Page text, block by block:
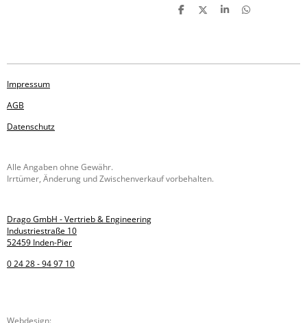
T
n
T
n
T
n
T
n
Impressum
AGB
Datenschutz
Alle Angaben ohne Gewähr.
Irrtümer, Änderung und Zwischenverkauf vorbehalten.
Drago GmbH - Vertrieb & Engineering
Industriestraße 10
52459 Inden-Pier
0 24 28 - 94 97 10
Webdesign: